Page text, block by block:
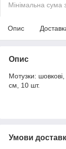
Мінімальна сума
Опис
Опис
Мотузки: шовкові,
см, 10 шт.
Умови